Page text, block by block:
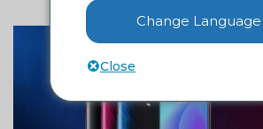
Change Language
Close